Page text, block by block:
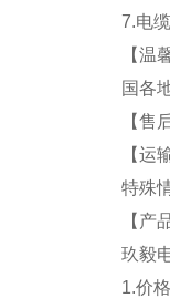
7.电
【温
国各
【售
【运
特殊
【产
玖毅
1.价